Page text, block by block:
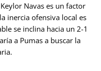
Navas es un factor
inercia ofensiva local es
se inclina hacia un 2-1
a Pumas a buscar la